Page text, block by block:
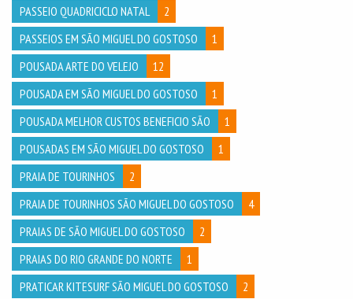
PASSEIO QUADRICICLO NATAL
2
PASSEIOS EM SÃO MIGUEL DO GOSTOSO
1
POUSADA ARTE DO VELEJO
12
POUSADA EM SÃO MIGUEL DO GOSTOSO
1
POUSADA MELHOR CUSTOS BENEFICIO SÃO
1
POUSADAS EM SÃO MIGUEL DO GOSTOSO
1
PRAIA DE TOURINHOS
2
PRAIA DE TOURINHOS SÃO MIGUEL DO GOSTOSO
4
PRAIAS DE SÃO MIGUEL DO GOSTOSO
2
PRAIAS DO RIO GRANDE DO NORTE
1
PRATICAR KITESURF SÃO MIGUEL DO GOSTOSO
2